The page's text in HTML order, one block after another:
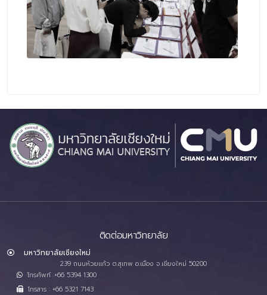
ติดต่อมหาวิทยาลัย
มหาวิทยาลัยเชียงใหม่
239 ถนนห้วยแก้ว ต.สุเทพ อ.เมือง จ.เชียงใหม่ 50200
โทรศัพท์ :+66 5394 1300
โทรสาร : +66 5321 7143